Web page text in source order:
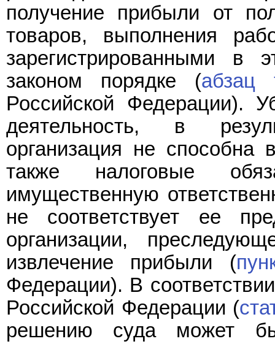
получение прибыли от
товаров, выполнения
зарегистрированными в
законом порядке (абзац
Российской Федерации).
деятельность, в
организация не способна
также налоговые
имущественную
не соответствует ее
организации,
извлечение прибыли (
Федерации). В
Российской Федерации (
решению суда может